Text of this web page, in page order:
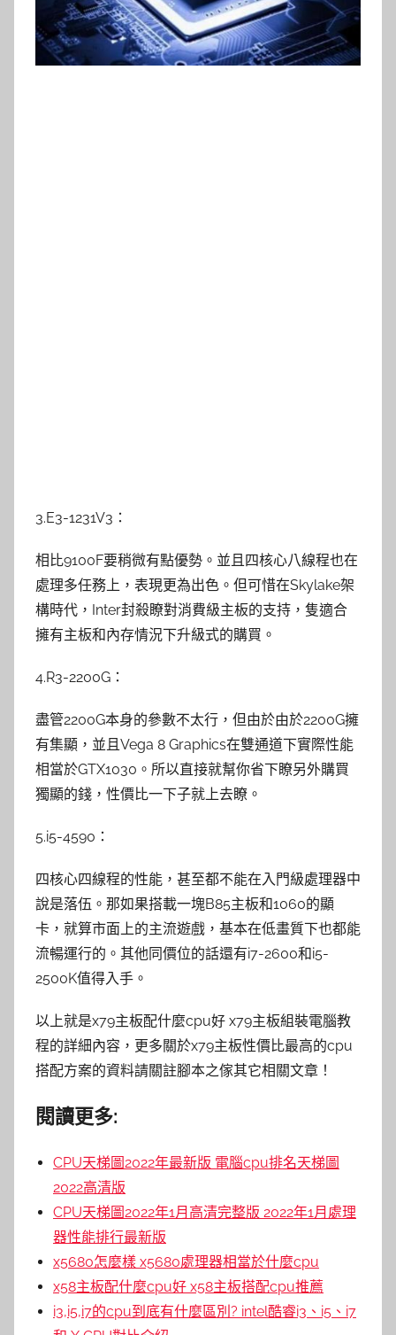
3.E3-1231V3：
相比9100F要稍微有點優勢。並且四核心八線程也在
處理多任務上，表現更為出色。但可惜在Skylake架
構時代，Inter封殺瞭對消費級主板的支持，隻適合
擁有主板和內存情況下升級式的購買。
4.R3-2200G：
盡管2200G本身的參數不太行，但由於由於2200G擁
有集顯，並且Vega 8 Graphics在雙通道下實際性能
相當於GTX1030。所以直接就幫你省下瞭另外購買
獨顯的錢，性價比一下子就上去瞭。
5.i5-4590：
四核心四線程的性能，甚至都不能在入門級處理器中
說是落伍。那如果搭載一塊B85主板和1060的顯
卡，就算市面上的主流遊戲，基本在低畫質下也都能
流暢運行的。其他同價位的話還有i7-2600和i5-
2500K值得入手。
以上就是x79主板配什麼cpu好 x79主板組裝電腦教
程的詳細內容，更多關於x79主板性價比最高的cpu
搭配方案的資料請關註腳本之傢其它相關文章！
閱讀更多:
CPU天梯圖2022年最新版 電腦cpu排名天梯圖
2022高清版
CPU天梯圖2022年1月高清完整版 2022年1月處理
器性能排行最新版
x5680怎麼樣 x5680處理器相當於什麼cpu
x58主板配什麼cpu好 x58主板搭配cpu推薦
i3,i5,i7的cpu到底有什麼區別? intel酷睿i3、i5、i7